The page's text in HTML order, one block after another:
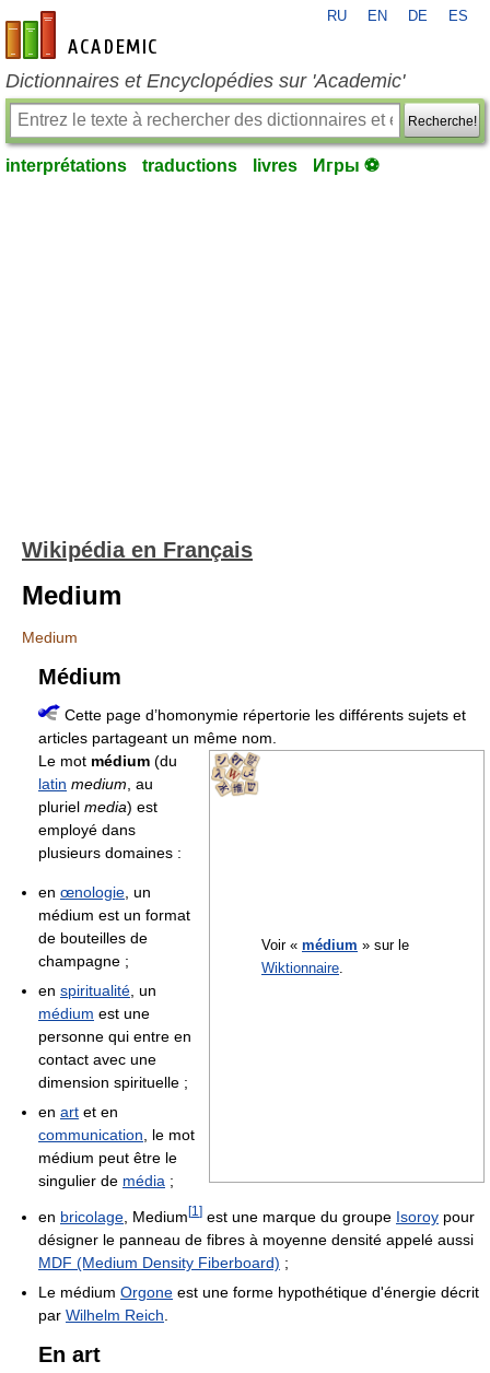
fr-academic.com
RU EN DE ES
Dictionnaires et Encyclopédies sur 'Academic'
Recherche!
interprétations traductions livres Игры ⚽
Wikipédia en Français
Medium
Medium
Médium
Cette page d’homonymie répertorie les différents sujets et
articles partageant un même nom.
Voir « médium » sur le
Wiktionnaire.
Le mot médium (du
latin medium , au
pluriel media) est
employé dans
plusieurs domaines :
en œnologie , un
médium est un format
de bouteilles de
champagne ;
en spiritualité , un
médium est une
personne qui entre en
contact avec une
dimension spirituelle ;
en art et en
communication , le mot
médium peut être le
singulier de média ;
en bricolage , Medium[1 ] est une marque du groupe Isoroy pour
désigner le panneau de fibres à moyenne densité appelé aussi
MDF (Medium Density Fiberboard) ;
Le médium Orgone est une forme hypothétique d'énergie décrit
par Wilhelm Reich
En art